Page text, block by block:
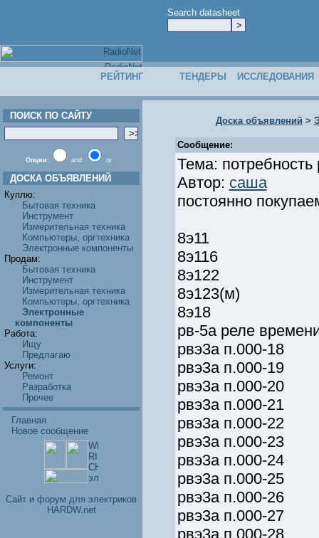
Search datasheet
РЕЙТИНГ ТЕНДЕРЫ ИССЛЕДОВАНИЯ
ПОИСК ПО САЙТУ
Опции: and or
ДОСКА ОБЪЯВЛЕНИЙ
Куплю:
Бытовая техника
Инструмент
Измерительная техника
Компьютеры, оргтехника
Электронные компоненты
Продам:
Бытовая техника
Инструмент
Измерительная техника
Компьютеры, оргтехника
Электронные
компоненты
Работа:
Ищу
Предлагаю
Услуги:
Ремонт
Разработка
Прочее
Главная
Новое сообщение
Cайт и форум для электриков
HARDW.net
Доска объявлений >
Сообщение:
Тема:
Автор: саша
постоянно
8э11
8э116
8э122
8э123(м)
8э18
рв-5а реле
рвэ3а п.000-18
рвэ3а п.000-19
рвэ3а п.000-20
рвэ3а п.000-21
рвэ3а п.000-22
рвэ3а п.000-23
рвэ3а п.000-24
рвэ3а п.000-25
рвэ3а п.000-26
рвэ3а п.000-27
рвэ3а п.000-28